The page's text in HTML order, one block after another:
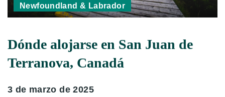
Newfoundland & Labrador
Dónde alojarse en San Juan de
Terranova, Canadá
3 de marzo de 2025